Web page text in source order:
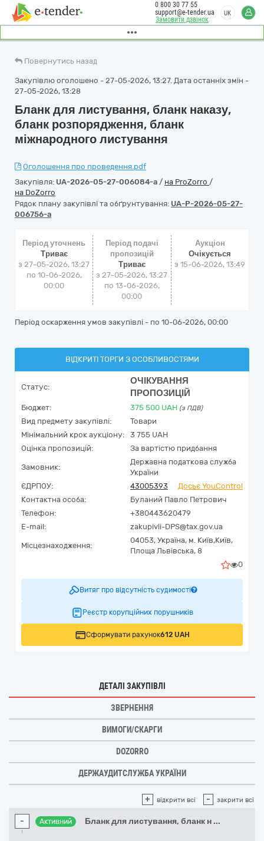
Замовити дзвінок
0 800 30 77 55
support@e-tender.ua
UK
Повернутись назад
Закупівлю оголошено - 27-05-2026, 13:27. Дата останніх змін -
27-05-2026, 13:28
Бланк для листування, бланк наказу,
бланк розпорядження, бланк
міжнародного листування
Оголошення про проведення.pdf
Закупівля: UA-2026-05-27-006084-a / на ProZorro /
на DoZorro
Рядок плану закупівлі та обґрунтування: UA-P-2026-05-27-
006756-a
Період уточнень
Триває
з 27-05-2026, 13:27
по 10-06-2026,
00:00
Період подачі
пропозицій
Триває
з 27-05-2026, 13:27
по 13-06-2026,
00:00
Аукціон
Очікується
з15-06-2026, 13:49
Період оскарження умов закупівлі - по 10-06-2026, 00:00
ВІДКРИТІ ТОРГИ З ОСОБЛИВОСТЯМИ
Статус:
ОЧІКУВАННЯ
ПРОПОЗИЦІЙ
Бюджет: 375 500 UAH (з ПДВ)
Вид предмету закупівлі:
Товари
Мінімальний крок аукціону:
3 755 UAH
Оцінка пропозицій:
За вартістю придбання
Замовник:
Державна податкова служба
України
ЄДРПОУ:
43005393
Досьє YouControl
Контактна особа:
Буланий Павло Петрович
Телефон:
+380443620479
E-mail:
zakupivli-DPS@tax.gov.ua
Місцезнаходження:
04053, Україна, м. Київ,Київ,
Площа Львівська, 8
0
Витяг про відсутність судимості
Реєстр корупційних порушників
Сформувати рахунок612 UAH
ДЕТАЛІ ЗАКУПІВЛІ
ЗВЕРНЕННЯ
ВИМОГИ/СКАРГИ
DOZORRO
ДЕРЖАУДИТСЛУЖБА УКРАЇНИ
+ відкрити всі - закрити всі
- Активний Бланк для листування, бланк н ...